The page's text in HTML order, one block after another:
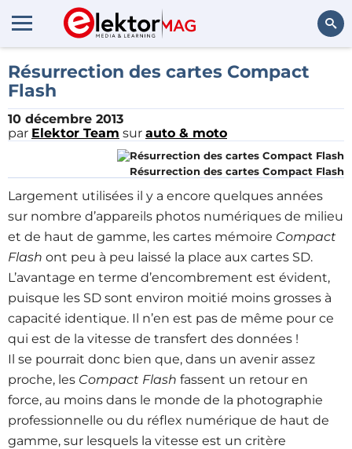
Rechercher
Résurrection des cartes Compact
Flash
10 décembre 2013
par Elektor Team sur auto & moto
Résurrection des cartes Compact Flash
Largement utilisées il y a encore quelques années
sur nombre d’appareils photos numériques de milieu
et de haut de gamme, les cartes mémoire Compact
Flash ont peu à peu laissé la place aux cartes SD.
L’avantage en terme d’encombrement est évident,
puisque les SD sont environ moitié moins grosses à
capacité identique. Il n’en est pas de même pour ce
qui est de la vitesse de transfert des données !
Il se pourrait donc bien que, dans un avenir assez
proche, les Compact Flash fassent un retour en
force, au moins dans le monde de la photographie
professionnelle ou du réflex numérique de haut de
gamme, sur lesquels la vitesse est un critère